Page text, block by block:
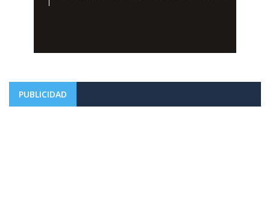
PUBLICIDAD